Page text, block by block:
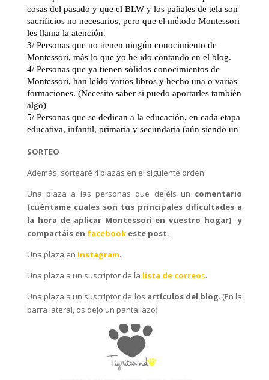
SORTEO
Además, sortearé 4 plazas en el siguiente orden:
Una plaza a las personas que dejéis un comentario
(cuéntame cuales son tus principales dificultades a
la hora de aplicar Montessori en vuestro hogar) y
compartáis en facebook este post.
Una plaza en Instagram.
Una plaza a un suscriptor de la lista de correos.
Una plaza a un suscriptor de los artículos del blog. (En la
barra lateral, os dejo un pantallazo)